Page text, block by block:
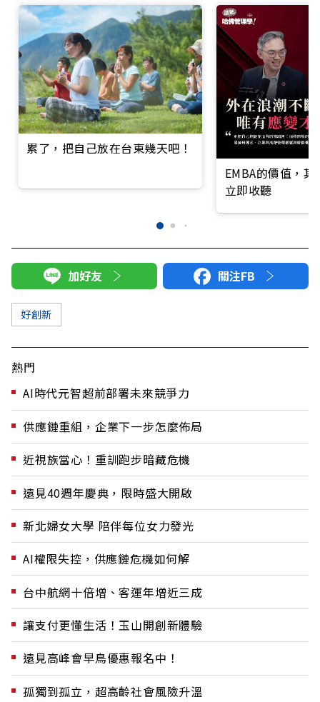
累了，把自己放在台東幾天吧！
EMBA的價值，
立即收聽
加好友 關注FB
好創新
熱門
AI時代元智超前部署未來競爭力
供應鏈重組，企業下一步怎麼佈局
近視族當心！重訓跑步暗藏危機
遠見40週年慶典，限時盛大開啟
新北婦女大學 陪伴每位女力發光
AI權限失控，供應鏈危機如何解
台中航網十倍增、客運年增近三成
讓支付更懂生活！玉山開創新體驗
遠見高峰會早鳥優惠報名中！
孤獨到孤立，超高齡社會風險升溫